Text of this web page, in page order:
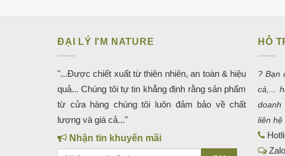
ĐẠI LÝ I'M NATURE
"...Được chiết xuất từ thiên nhiên, an toàn & hiệu
quả... Chúng tôi tự tin khẳng định rằng sản phẩm
từ cửa hàng chúng tôi luôn đảm bảo về chất
lượng và giá cả..."
Nhận tin khuyến mãi
HỖ
? Bạn
cả,...
doanh
liên hệ